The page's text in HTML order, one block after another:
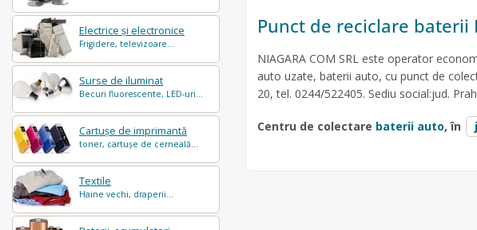
Electrice și electronice
Frigidere, televizoare...
Surse de iluminat
Becuri fluorescente, LED-uri...
Cartușe de imprimantă
toner, cartușe de cerneală...
Textile
Haine vechi, draperii...
Punct de reciclare
NIAGARA COM SRL este operator
auto uzate, baterii auto, cu punct de
20, tel. 0244/522405. Sediu social:jud.
Centru de colectare baterii auto, în